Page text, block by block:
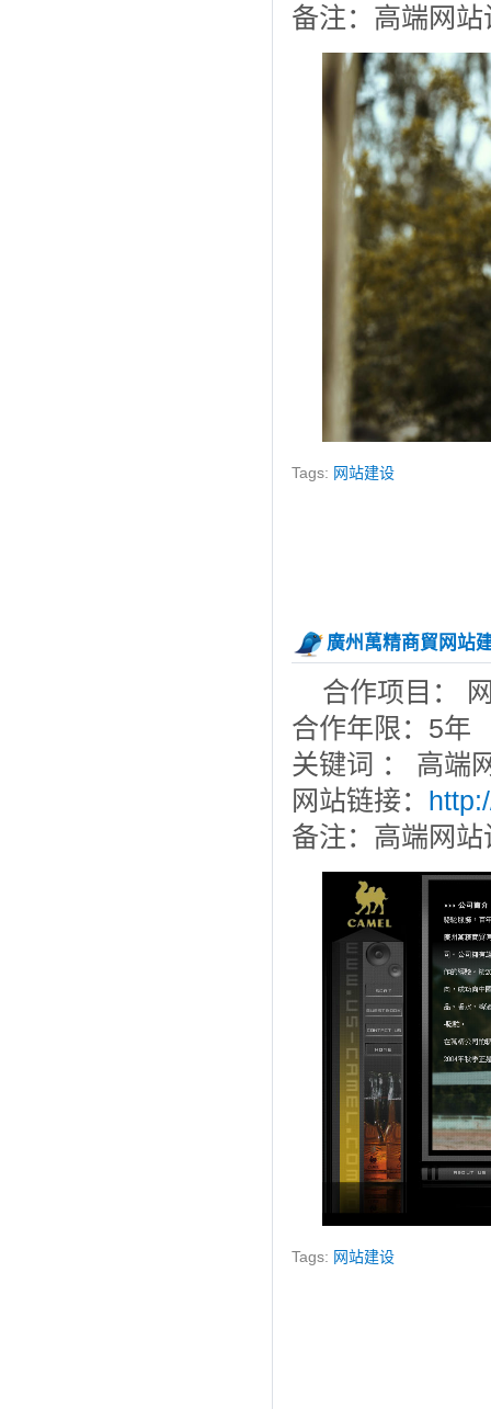
备注：高端网站
Tags: 网站建设
廣州萬精商貿网站
合作项目：
合作年限：5年
关键词 ： 高端
网站链接：
备注：高端网站
Tags: 网站建设